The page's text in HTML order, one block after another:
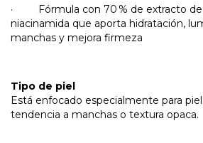
· Fórmula con 70 % de extracto de
niacinamida que aporta hidratación,
manchas y mejora firmeza
Tipo de piel
Está enfocado especialmente para
tendencia a manchas o textura opaca.